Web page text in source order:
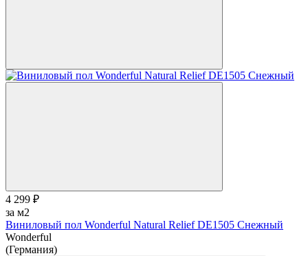
4 299 ₽
за м2
Виниловый пол Wonderful Natural Relief DE1505 Снежный
Wonderful
(Германия)